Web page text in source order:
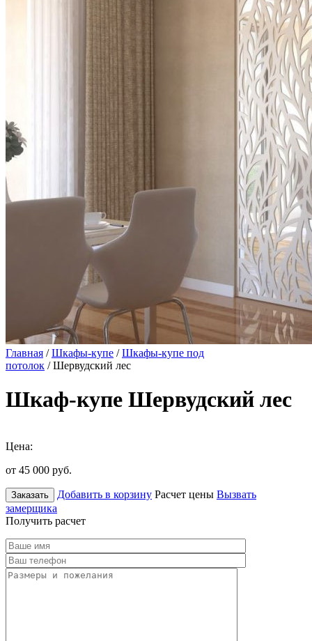
Главная /Шкафы-купе /Шкафы-купе под
потолок / Шервудский лес
Шкаф-купе Шервудский лес
Цена:
от 45 000 руб.
Заказать Добавить в корзину Расчет цены Вызвать
замерщика
Получить расчет